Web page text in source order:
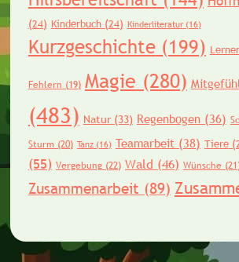
(24) Kinderbuch(24) Kinderliteratur(16)
Kurzgeschichte(199)
Fehlern (19) Magie (280)
(483) Natur(33) Regenbogen(36)
Sturm(20) Tanz(16) Teamarbeit(38) Tiere
(55) Vergebung(22) Wald (46) Wünsche
Zusammenarbeit (89)